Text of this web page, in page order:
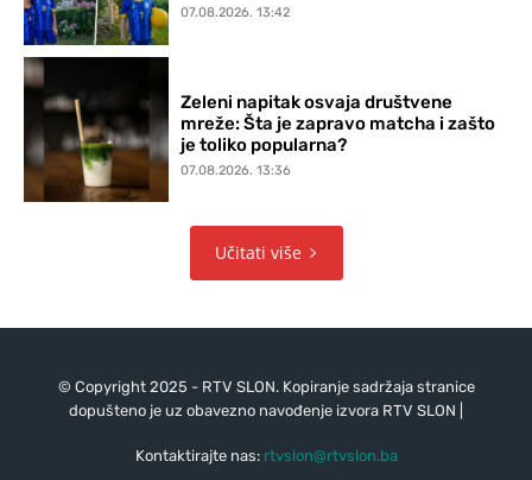
07.08.2026. 13:42
Zeleni napitak osvaja društvene
mreže: Šta je zapravo matcha i zašto
je toliko popularna?
07.08.2026. 13:36
Učitati više
© Copyright 2025 - RTV SLON. Kopiranje sadržaja stranice
dopušteno je uz obavezno navođenje izvora RTV SLON |
Kontaktirajte nas: rtvslon@rtvslon.ba